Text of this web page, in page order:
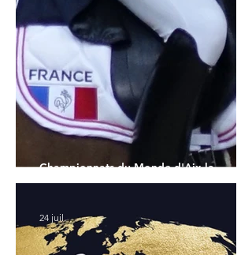
Championnats du Monde d'Aix la
Chapelle : la sélection française
24 juil.